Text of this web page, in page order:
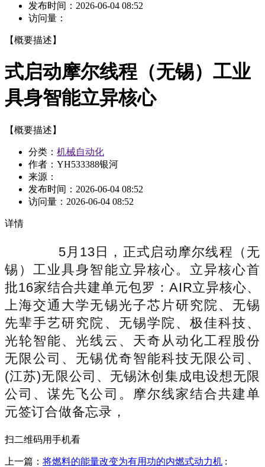
发布时间： 2026-06-04 08:52
访问量：
【概要描述】
式启动摩尔线程（无锡）工业
具身智能立异核心
【概要描述】
分类： 机械自动化
作者：YH533388银河
来源：
发布时间： 2026-06-04 08:52
访问量： 2026-06-04 08:52
详情
5月13日，正式启动摩尔线程（无
锡）工业具身智能立异核心。立异核心首
批16家结合共建单元包罗：AIR立异核心、
上海交通大学无锡光子芯片研究院、无锡
先辈手艺研究院、无锡学院、极佳科技、
光轮智能、光线云、天奇从动化工程股份
无限公司、无锡优奇智能科技无限公司、
(江苏)无限公司、无锡沐创集成电设想无限
公司、谋先飞公司。摩尔线家结合共建单
元签订合做备忘录，
扫二维码用手机看
上一篇： 将燃料的能量改变为有用功的内燃式动力机 :